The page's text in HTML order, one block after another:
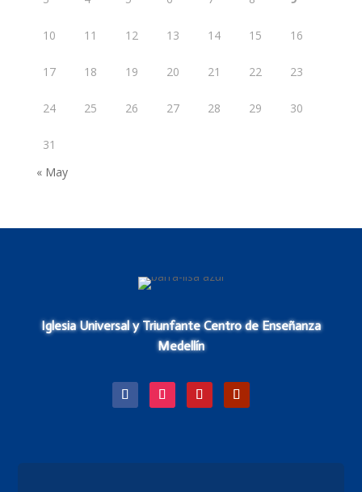
10 11 12 13 14 15 16
17 18 19 20 21 22 23
24 25 26 27 28 29 30
31
« May
Iglesia Universal y Triunfante Centro de Enseñanza
Medellín